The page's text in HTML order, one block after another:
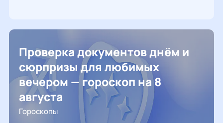
Проверка документов днём и
сюрпризы для любимых
вечером — гороскоп на 8
августа
Гороскопы